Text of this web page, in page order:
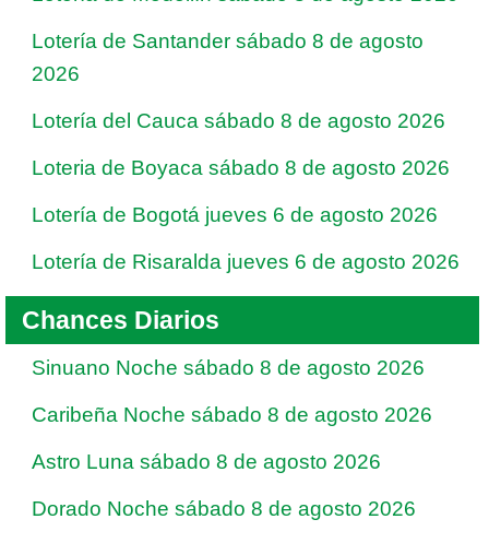
Lotería de Santander sábado 8 de agosto
2026
Lotería del Cauca sábado 8 de agosto 2026
Loteria de Boyaca sábado 8 de agosto 2026
Lotería de Bogotá jueves 6 de agosto 2026
Lotería de Risaralda jueves 6 de agosto 2026
Chances Diarios
Sinuano Noche sábado 8 de agosto 2026
Caribeña Noche sábado 8 de agosto 2026
Astro Luna sábado 8 de agosto 2026
Dorado Noche sábado 8 de agosto 2026